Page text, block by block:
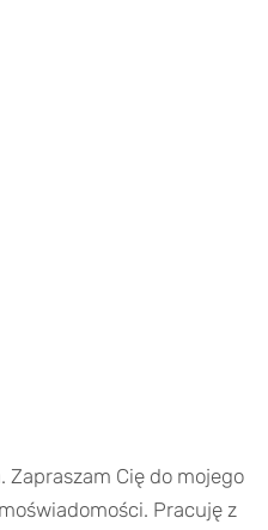
Zapraszam Cię do mojego
Pracuję z